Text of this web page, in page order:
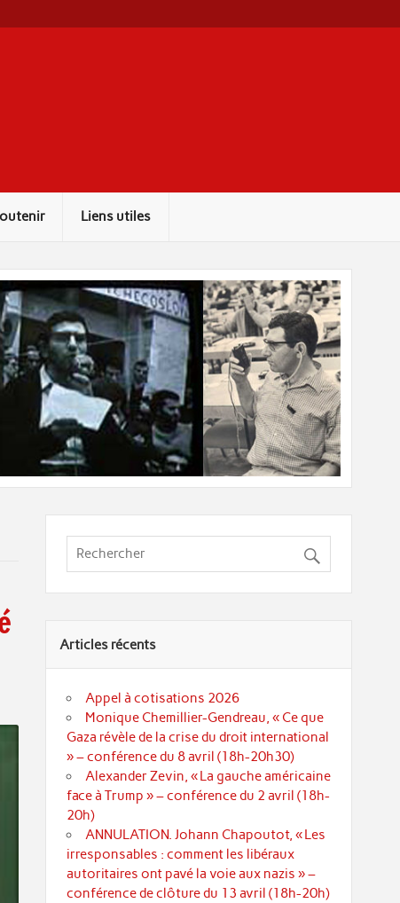
Liens utiles
Articles récents
Appel à cotisations 2026
Monique Chemillier-Gendreau, « Ce que
Gaza révèle de la crise du droit international
» – conférence du 8 avril (18h-20h30)
Alexander Zevin, « La gauche américaine
face à Trump » – conférence du 2 avril (18h-
20h)
ANNULATION. Johann Chapoutot, « Les
irresponsables : comment les libéraux
autoritaires ont pavé la voie aux nazis » –
conférence de clôture du 13 avril (18h-20h)